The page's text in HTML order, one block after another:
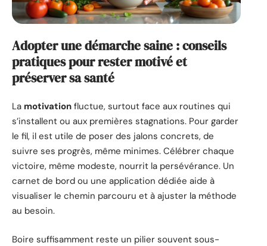
Adopter une démarche saine : conseils
pratiques pour rester motivé et
préserver sa santé
La motivation fluctue, surtout face aux routines qui
s’installent ou aux premières stagnations. Pour garder
le fil, il est utile de poser des jalons concrets, de
suivre ses progrès, même minimes. Célébrer chaque
victoire, même modeste, nourrit la persévérance. Un
carnet de bord ou une application dédiée aide à
visualiser le chemin parcouru et à ajuster la méthode
au besoin.
Boire suffisamment reste un pilier souvent sous-